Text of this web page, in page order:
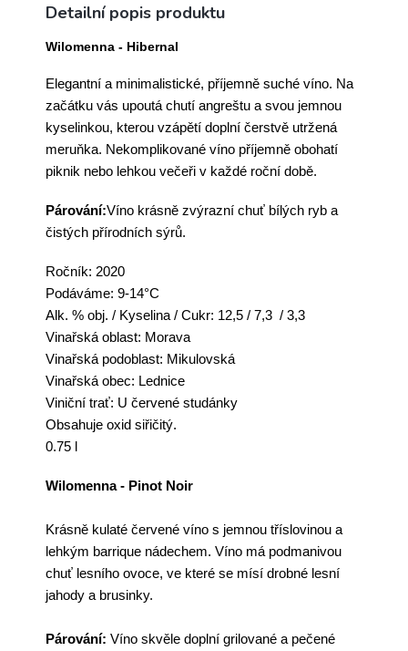
Detailní popis produktu
Wilomenna - Hibernal
Elegantní a minimalistické, příjemně suché víno. Na
začátku vás upoutá chutí angreštu a svou jemnou
kyselinkou, kterou vzápětí doplní čerstvě utržená
meruňka. Nekomplikované víno příjemně obohatí
piknik nebo lehkou večeři v každé roční době.
Párování:Víno krásně zvýrazní chuť bílých ryb a
čistých přírodních sýrů.
Ročník: 2020
Podáváme: 9-14°C
Alk. % obj. / Kyselina / Cukr: 12,5 / 7,3 / 3,3
Vinařská oblast: Morava
Vinařská podoblast: Mikulovská
Vinařská obec: Lednice
Viniční trať: U červené studánky
Obsahuje oxid siřičitý.
0.75 l
Wilomenna - Pinot Noir
Krásně kulaté červené víno s jemnou tříslovinou a
lehkým barrique nádechem. Víno má podmanivou
chuť lesního ovoce, ve které se mísí drobné lesní
jahody a brusinky.
Párování: Víno skvěle doplní grilované a pečené